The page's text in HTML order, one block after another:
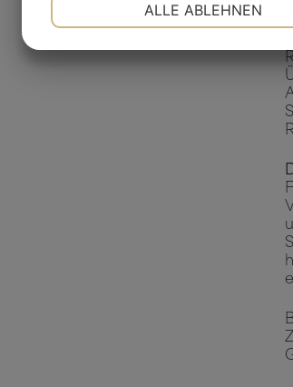
ALLE ABLEHNEN